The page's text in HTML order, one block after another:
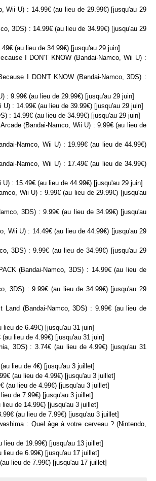
Wii U) : 14.99€ (au lieu de 29.99€) [jusqu'au 29
3DS) : 14.99€ (au lieu de 34.99€) [jusqu'au 29
(au lieu de 34.99€) [jusqu'au 29 juin]
I DON'T KNOW (Bandai-Namco, Wii U) :
I DON'T KNOW (Bandai-Namco, 3DS) :
: 9.99€ (au lieu de 29.99€) [jusqu'au 29 juin]
: 14.99€ (au lieu de 39.99€) [jusqu'au 29 juin]
: 14.99€ (au lieu de 34.99€) [jusqu'au 29 juin]
(Bandai-Namco, Wii U) : 9.99€ (au lieu de
Namco, Wii U) : 19.99€ (au lieu de 44.99€)
Namco, Wii U) : 17.49€ (au lieu de 34.99€)
: 15.49€ (au lieu de 44.99€) [jusqu'au 29 juin]
Wii U) : 9.99€ (au lieu de 29.99€) [jusqu'au
3DS) : 9.99€ (au lieu de 34.99€) [jusqu'au
Wii U) : 14.49€ (au lieu de 44.99€) [jusqu'au 29
3DS) : 9.99€ (au lieu de 34.99€) [jusqu'au 29
(Bandai-Namco, 3DS) : 14.99€ (au lieu de
3DS) : 9.99€ (au lieu de 34.99€) [jusqu'au 29
(Bandai-Namco, 3DS) : 9.99€ (au lieu de
de 6.49€) [jusqu'au 31 juin]
lieu de 4.99€) [jusqu'au 31 juin]
3DS) : 3.74€ (au lieu de 4.99€) [jusqu'au 31
lieu de 4€) [jusqu'au 3 juillet]
(au lieu de 4.99€) [jusqu'au 3 juillet]
(au lieu de 4.99€) [jusqu'au 3 juillet]
de 7.99€) [jusqu'au 3 juillet]
de 14.99€) [jusqu'au 3 juillet]
(au lieu de 7.99€) [jusqu'au 3 juillet]
: Quel âge à votre cerveau ? (Nintendo,
de 19.99€) [jusqu'au 13 juillet]
de 6.99€) [jusqu'au 17 juillet]
lieu de 7.99€) [jusqu'au 17 juillet]